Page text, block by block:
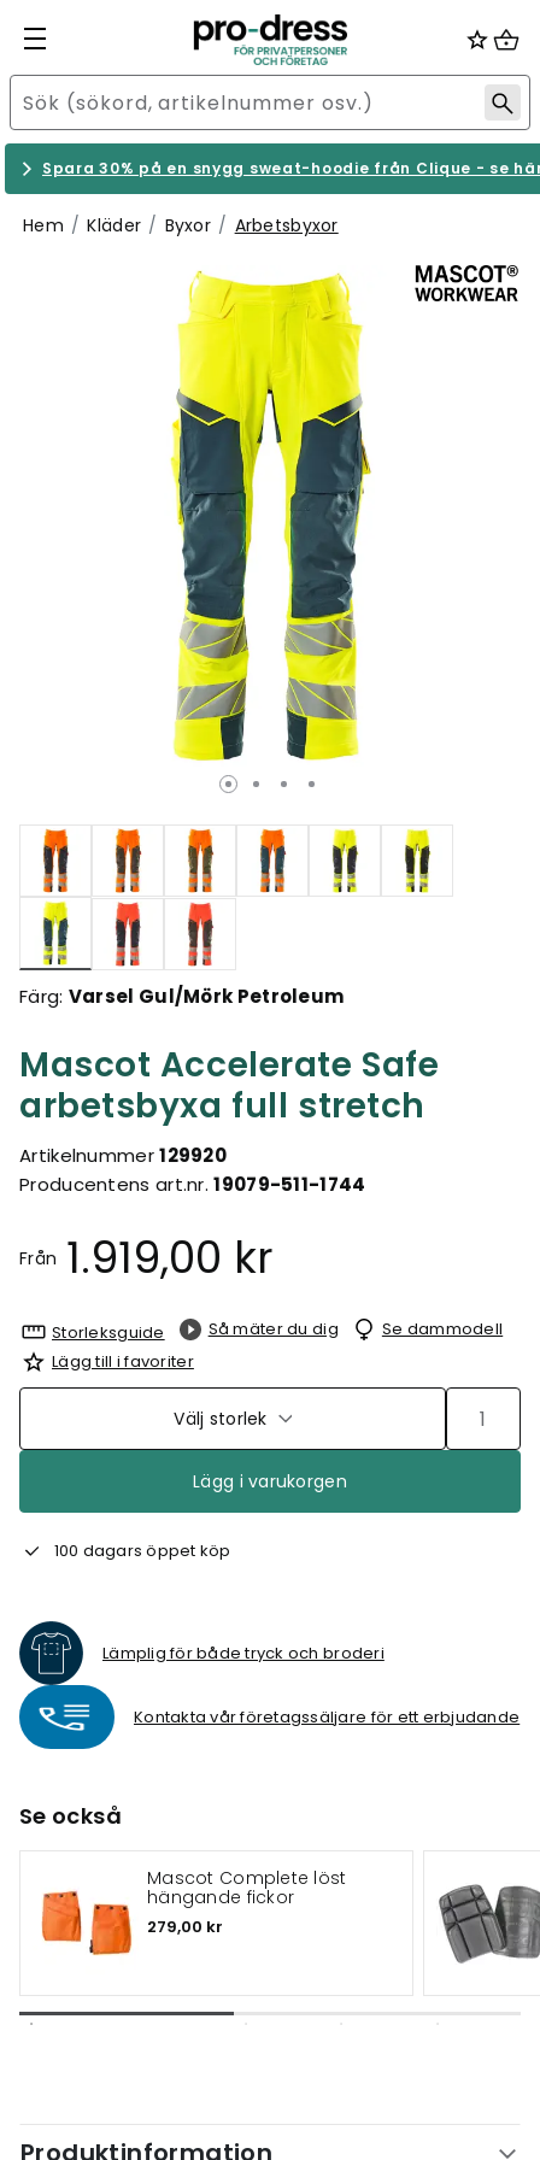
Spara 30% på en snygg sweat-hoodie från Clique - se
Hem Kläder Byxor Arbetsbyxor
Mascot Accelerate Safe
arbetsbyxa full stretch
Artikelnummer129920
Producentens art.nr.19079-511-1744
Från 1.919,00 kr
Valda
Färg: Varsel Gul/Mörk Petroleum
Storleksguide Så mäter du dig
Se dammodell
Lägg till i favoriter
Välj storlek
Lägg i varukorgen
100 dagars öppet köp
Lämplig för både tryck och broderi
Kontakta vår företagssäljare för ett erbjudande
Se också
Mascot Complete löst
hängande fickor
279,00 kr
Produktinformation